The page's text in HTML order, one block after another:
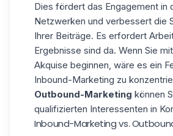
Dies fördert das Engagement in
Netzwerken und verbessert die
Ihrer Beiträge. Es erfordert
Ergebnisse sind da. Wenn Sie
Akquise beginnen, wäre es ein
Inbound-Marketing zu
Outbound-Marketing können
qualifizierten Interessenten in
Inbound-Marketing vs.